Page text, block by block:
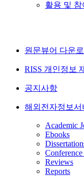
활용 및
원문뷰어 다운
RISS 개인정보
공지사항
해외전자정보서
Academic
Ebooks
Reviews
Reports